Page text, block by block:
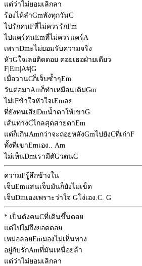
แต่ว่าไม่ยอมเลิกลา
ร้องไห้ลำGmพังทุกวันC
ไปรักคนFที่ไม่ควรรักFm
ไปแคร์คนEmที่ไม่ควรแคร์A
เพราDmะไม่ยอมรับความจริง
หัวGใจเลยติดดอย คอยเธอฝ่ายเดียว
F Em A# G
เมื่อวานCก็เจ็บซ้ำๆEm
วันต่อมาAmก็ทำเหมือนเดิมGm
ไม่เFข้าใจหัวใจเEmลย
ที่ยังทนเสียDmน้ำตาให้เขาG
เส้นทางCไกลสุดสายตาEm
แต่ก็เกินAmกว่าจะถอยหลังGmไปยังCที่เก่าF
ทั้งที่เขาEmเอง.. Am
ไม่เห็นDmเรามีตัGวตนC
ความFรู้สึกข้างใน
เจ็บEmแสนเจ็บมันก็ยังไม่เข็ด
เจ็บDmเองเพราะว่าใจ Gโง่เอง.C. G
* เป็นดังคนCที่เดินขึ้นดอย
แต่ไปไม่ถึงยอดดอย
เหม่อลอยEmมองไม่เห็นทาง
อยู่กับรักAmที่มันเหนื่อยล้า
แต่ว่าไม่ยอมเลิกลา